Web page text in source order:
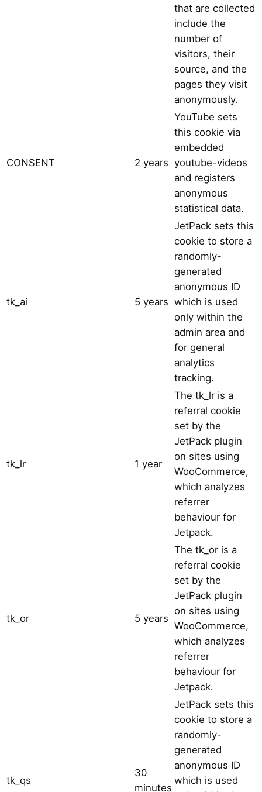
that are collected
include the
number of
visitors, their
source, and the
pages they visit
anonymously.
CONSENT 2 years
YouTube sets
this cookie via
embedded
youtube-videos
and registers
anonymous
statistical data.
tk_ai 5 years
JetPack sets this
cookie to store a
randomly-
generated
anonymous ID
which is used
only within the
admin area and
for general
analytics
tracking.
tk_lr 1 year
The tk_lr is a
referral cookie
set by the
JetPack plugin
on sites using
WooCommerce,
which analyzes
referrer
behaviour for
Jetpack.
tk_or 5 years
The tk_or is a
referral cookie
set by the
JetPack plugin
on sites using
WooCommerce,
which analyzes
referrer
behaviour for
Jetpack.
tk_qs
30
minutes
JetPack sets this
cookie to store a
randomly-
generated
anonymous ID
which is used